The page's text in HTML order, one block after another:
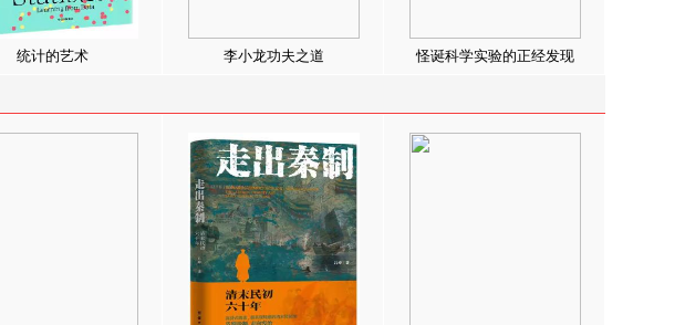
统计的艺术 李小龙功夫之道 怪诞科学实验的正经发现